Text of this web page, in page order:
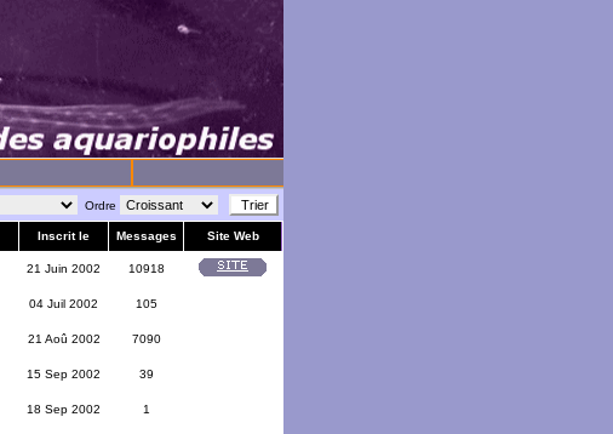
Ordre
Inscrit le Messages Site Web
21 Juin 2002 10918
04 Juil 2002 105
21 Aoû 2002 7090
15 Sep 2002 39
18 Sep 2002 1